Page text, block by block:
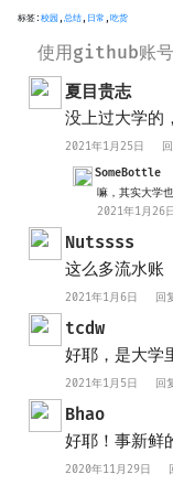
标签: 校园 总结 日常 吃货
使用github账
夏目贵志
没上过大学的
2021年1月25日
SomeBottle
嘛，其实大
2021年1月26日
Nutssss
这么多流水
2021年1月6日 回
tcdw
好耶，是大学
2021年1月5日 回
Bhao
好耶！事新鲜
2020年11月29日